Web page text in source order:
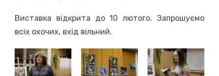
Виставка відкрита до 10 лютого. Запрошуємо
всіх охочих, вхід вільний.